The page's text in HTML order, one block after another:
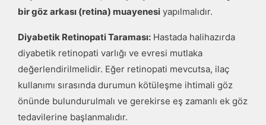
bir göz arkası (retina) muayenesi yapılmalıdır.
Diyabetik Retinopati Taraması: Hastada halihazırda
diyabetik retinopati varlığı ve evresi mutlaka
değerlendirilmelidir. Eğer retinopati mevcutsa, ilaç
kullanımı sırasında durumun kötüleşme ihtimali göz
önünde bulundurulmalı ve gerekirse eş zamanlı ek göz
tedavilerine başlanmalıdır.